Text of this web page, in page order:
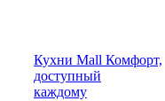
Кухни Mall Комфорт,
доступный
каждому